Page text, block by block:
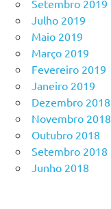
Setembro 2019
Julho 2019
Maio 2019
Março 2019
Fevereiro 2019
Janeiro 2019
Dezembro 2018
Novembro 2018
Outubro 2018
Setembro 2018
Junho 2018